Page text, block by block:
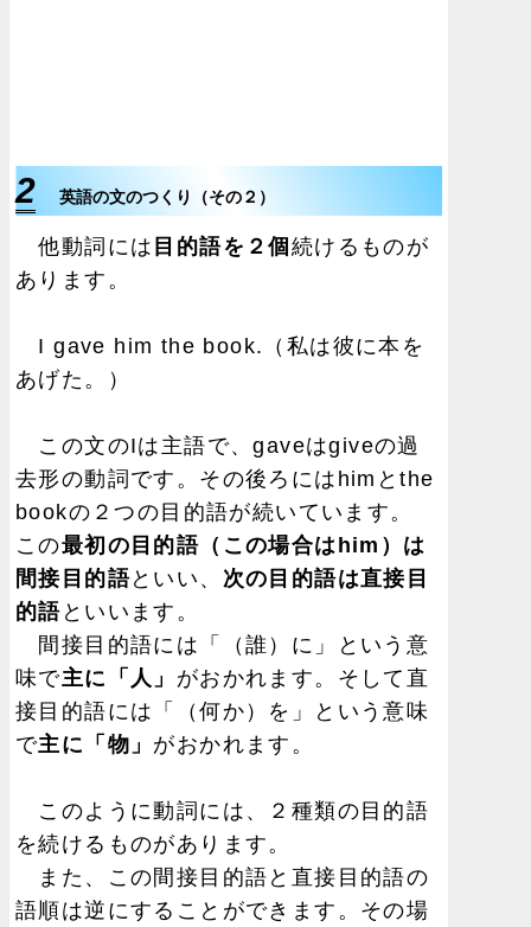
2 英語の文のつくり（その２）
他動詞には 目的語を２個 続けるものが
あります。
I gave him the book.（私は彼に本を
あげた。）
この文のIは主語で、gaveはgiveの過
去形の動詞です。その後ろにはhimとthe
bookの２つの目的語が続いています。
この最初の目的語（この場合はhim）は
間接目的語といい、 次の目的語は直接目
的語 といいます。
間接目的語には「（誰）に」という意
味で主に「人」 がおかれます。そして直
接目的語には「（何か）を」という意味
で主に「物」 がおかれます。
このように動詞には、２種類の目的語
を続けるものがあります。
また、この間接目的語と直接目的語の
語順は逆にすることができます。その場